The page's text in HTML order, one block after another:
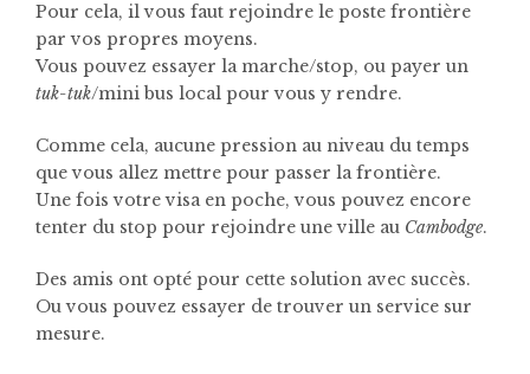
Pour cela, il vous faut rejoindre le poste frontière
par vos propres moyens.
Vous pouvez essayer la marche/stop, ou payer un
tuk-tuk/mini bus local pour vous y rendre.
Comme cela, aucune pression au niveau du temps
que vous allez mettre pour passer la frontière.
Une fois votre visa en poche, vous pouvez encore
tenter du stop pour rejoindre une ville au Cambodge.
Des amis ont opté pour cette solution avec succès.
Ou vous pouvez essayer de trouver un service sur
mesure.